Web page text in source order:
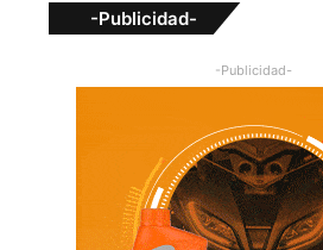
-Publicidad-
-Publicidad-